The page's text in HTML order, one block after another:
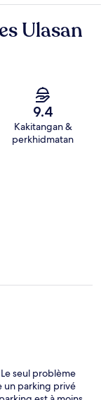
Ulasan
9.4
Kakitangan &
perkhidmatan
seul problème
un parking privé